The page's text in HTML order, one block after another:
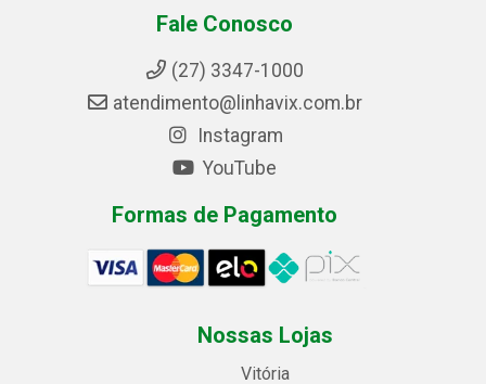
Fale Conosco
(27) 3347-1000
atendimento@linhavix.com.br
Instagram
YouTube
Formas de Pagamento
Nossas Lojas
Vitória